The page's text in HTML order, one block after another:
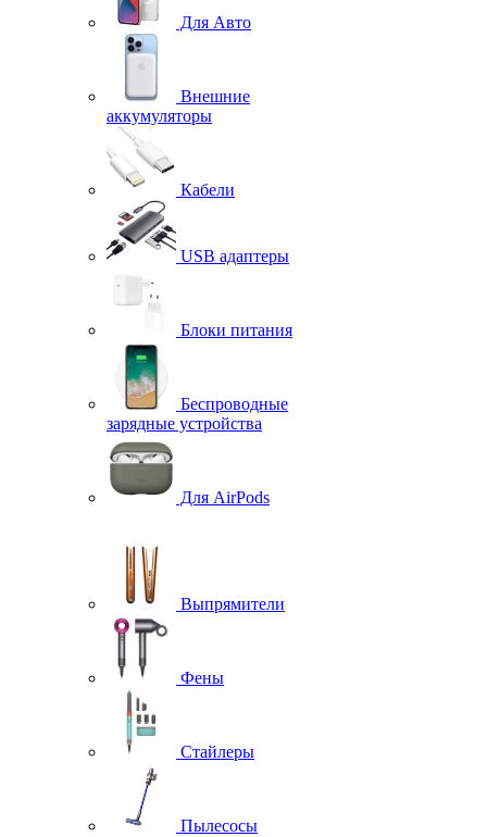
Для Авто
Внешние
аккумуляторы
Кабели
USB адаптеры
Блоки питания
Беспроводные
зарядные устройства
Для AirPods
Выпрямители
Фены
Стайлеры
Пылесосы